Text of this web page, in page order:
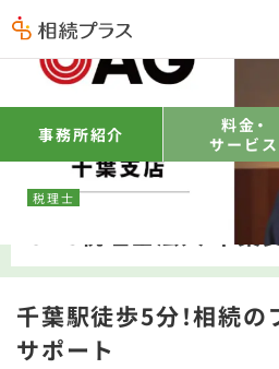
トップ 専門家をさがす 千葉県
税理士 千葉県千葉市
OAG税理士法人 千葉
事務所紹介
料金・
サービス
千葉駅徒歩5分！相続
サポート